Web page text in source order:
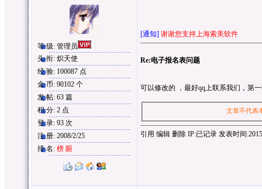
等 级: 管理员
头 衔: 炽天使
经 验: 100087 点
金 币: 90102 个
发 帖: 63 篇
积 分: 2 点
登 录: 93 次
注 册: 2008/2/25
排 名: 榜 眼
[通知] 谢谢您支持上海索美软件
Re:电子报名表问题
可以修改的 ，最好qq上联系我们，第
文章不代表
引用 编辑 删除 IP:已记录 发表时间